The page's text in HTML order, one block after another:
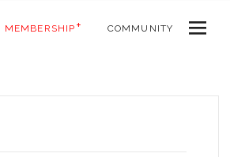
MEMBERSHIP COMMUNITY